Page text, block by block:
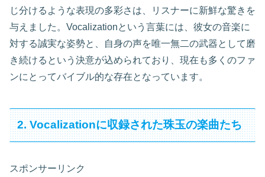
じ分けるような表現の多彩さは、リスナーに新鮮な驚きを
与えました。Vocalizationという言葉には、彼女の音楽に
対する誠実な姿勢と、自身の声を唯一無二の武器として磨
き続けるという決意が込められており、現在も多くのファ
ンにとってバイブル的な存在となっています。
2. Vocalizationに収録された珠玉の楽曲たち
スポンサーリンク